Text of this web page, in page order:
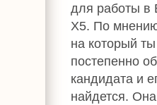
для работы в
Х5. По
на который
постепенно
кандидата и
найдется.